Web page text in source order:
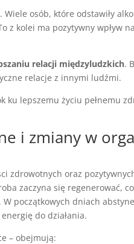
osób, które odstawiły
z kolei ma pozytywny wpływ
relacji międzyludzkich.
relacje z innymi ludźmi.
ku lepszemu życiu pełnemu
i zmiany w
zdrowotnych oraz
zaczyna się regenerować,
początkowych dniach
do działania.
– obejmują: